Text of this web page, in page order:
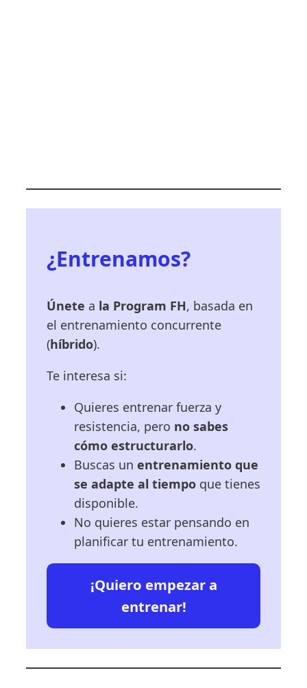
¿Entrenamos?
Únete a la Program FH, basada en
el entrenamiento concurrente
(híbrido).
Te interesa si:
Quieres entrenar fuerza y
resistencia, pero no sabes
cómo estructurarlo.
Buscas un entrenamiento que
se adapte al tiempo que tienes
disponible.
No quieres estar pensando en
planificar tu entrenamiento.
¡Quiero empezar a
entrenar!